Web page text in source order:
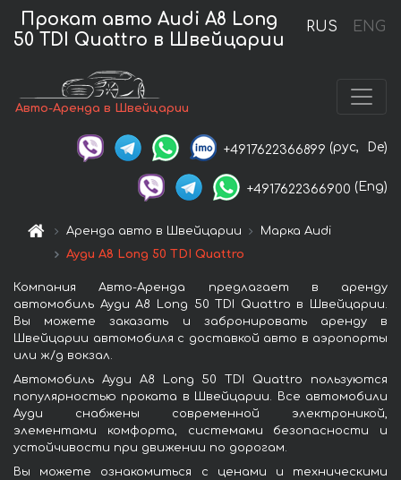
RUS ENG
Прокат авто Audi A8 Long
50 TDI Quattro в Швейцарии
Авто-Аренда в Швейцарии
+4917622366899 (рус, De)
+4917622366900 (Eng)
Аренда авто в Швейцарии
Марка Audi
Ауди A8 Long 50 TDI Quattro
Компания Авто-Аренда предлагает в аренду
автомобиль Ауди A8 Long 50 TDI Quattro в Швейцарии.
Вы можете заказать и забронировать аренду в
Швейцарии автомобиля с доставкой авто в аэропорты
или ж/д вокзал.
Автомобиль Ауди A8 Long 50 TDI Quattro пользуются
популярностью проката в Швейцарии. Все автомобили
Ауди снабжены современной электроникой,
элементами комфорта, системами безопасности и
устойчивости при движении по дорогам.
Вы можете ознакомиться с ценами и техническими